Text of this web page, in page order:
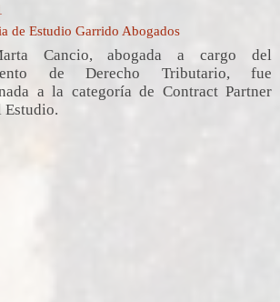
de Estudio Garrido Abogados
Cancio, abogada a cargo del
de Derecho Tributario, fue
a la categoría de Contract Partner
Estudio.